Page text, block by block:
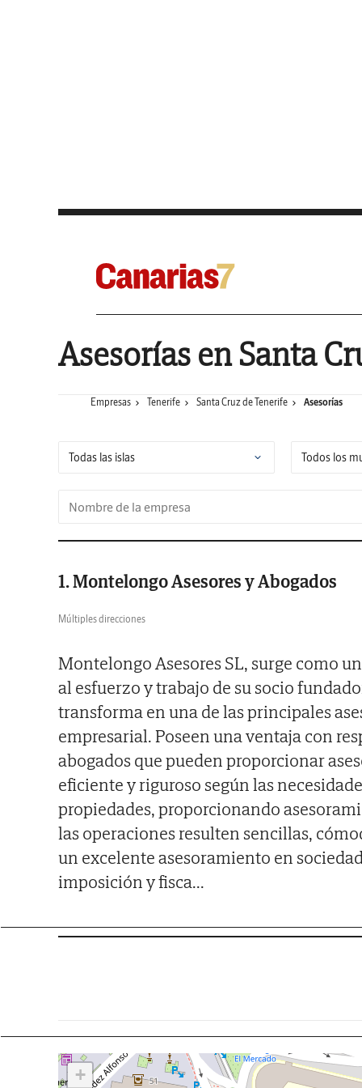
Asesorías en Santa
Empresas Tenerife Santa Cruz de Tenerife Asesorías
1. Montelongo Asesores y Abogados
Múltiples direcciones
Montelongo Asesores SL, surge como
al esfuerzo y trabajo de su socio
transforma en una de las principales
empresarial. Poseen una ventaja con
abogados que pueden proporcionar
eficiente y riguroso según las
propiedades, proporcionando
las operaciones resulten sencillas,
un excelente asesoramiento en
imposición y fisca...
+